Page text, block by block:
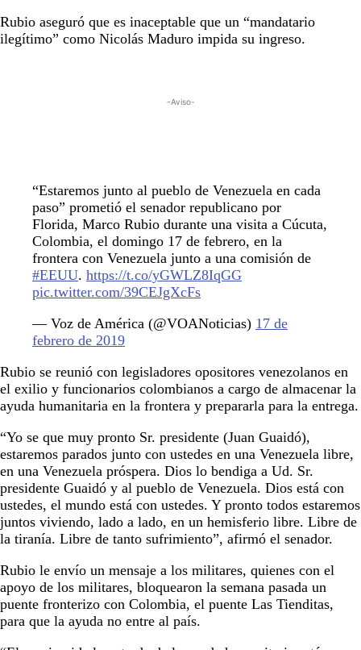
Rubio aseguró que es inaceptable que un “mandatario
ilegítimo” como Nicolás Maduro impida su ingreso.
-Aviso-
“Estaremos junto al pueblo de Venezuela en cada
paso” prometió el senador republicano por
Florida, Marco Rubio durante una visita a Cúcuta,
Colombia, el domingo 17 de febrero, en la
frontera con Venezuela junto a una comisión de
#EEUU. https://t.co/yGWLZ8IqGG
pic.twitter.com/39CEJgXcFs
— Voz de América (@VOANoticias) 17 de
febrero de 2019
Rubio se reunió con legisladores opositores venezolanos en
el exilio y funcionarios colombianos a cargo de almacenar la
ayuda humanitaria en la frontera y prepararla para la entrega.
“Yo se que muy pronto Sr. presidente (Juan Guaidó),
estaremos parados junto con ustedes en una Venezuela libre,
en una Venezuela próspera. Dios lo bendiga a Ud. Sr.
presidente Guaidó y al pueblo de Venezuela. Dios está con
ustedes, el mundo está con ustedes. Y pronto todos estaremos
juntos viviendo, lado a lado, en un hemisferio libre. Libre de
la tiranía. Libre de tanto sufrimiento”, afirmó el senador.
Rubio le envío un mensaje a los militares, quienes con el
apoyo de los militares, bloquearon la semana pasada un
puente fronterizo con Colombia, el puente Las Tienditas,
para que la ayuda no entre al país.